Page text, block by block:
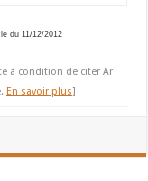
du 11/12/2012
à condition de citer Ar
En savoir plus]